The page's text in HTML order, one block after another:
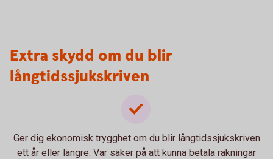
Extra skydd om du blir
långtidssjukskriven
Ger dig ekonomisk trygghet om du blir långtidssjukskriven
ett år eller längre. Var säker på att kunna betala räkningar